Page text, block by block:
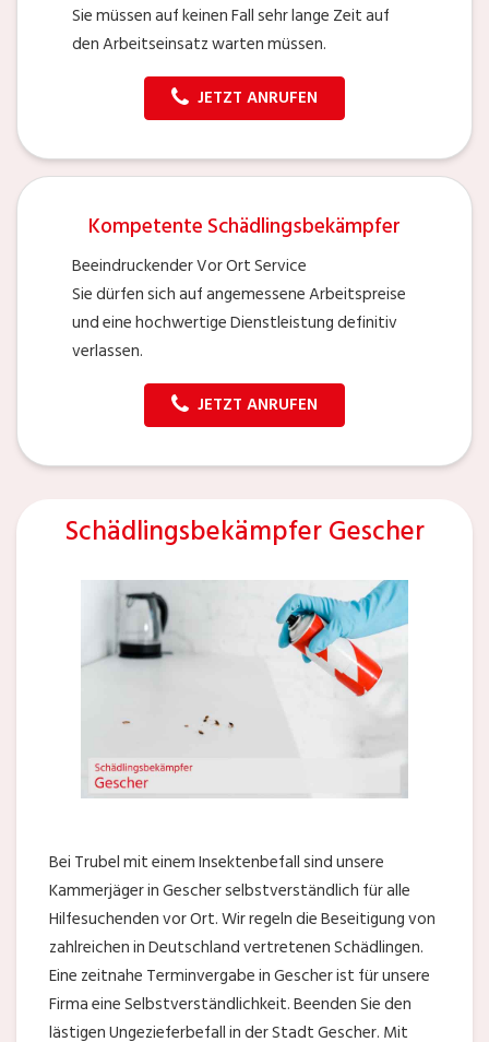
Sie müssen auf keinen Fall sehr lange Zeit auf
den Arbeitseinsatz warten müssen.
JETZT ANRUFEN
Kompetente Schädlingsbekämpfer
Beeindruckender Vor Ort Service
Sie dürfen sich auf angemessene Arbeitspreise
und eine hochwertige Dienstleistung definitiv
verlassen.
JETZT ANRUFEN
Schädlingsbekämpfer Gescher
Bei Trubel mit einem Insektenbefall sind unsere
Kammerjäger in Gescher selbstverständlich für alle
Hilfesuchenden vor Ort. Wir regeln die Beseitigung von
zahlreichen in Deutschland vertretenen Schädlingen.
Eine zeitnahe Terminvergabe in Gescher ist für unsere
Firma eine Selbstverständlichkeit. Beenden Sie den
lästigen Ungezieferbefall in der Stadt Gescher. Mit